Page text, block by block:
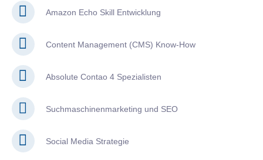
Amazon Echo Skill Entwicklung
Content Management (CMS) Know-How
Absolute Contao 4 Spezialisten
Suchmaschinenmarketing und SEO
Social Media Strategie